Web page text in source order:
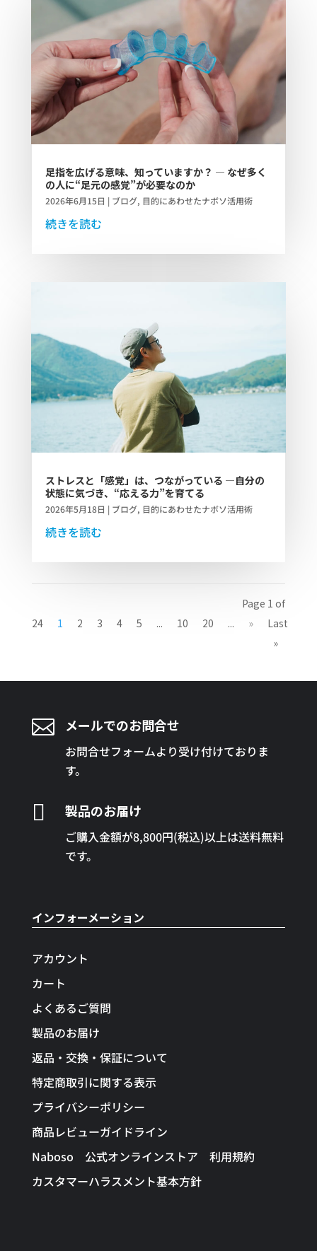
足指を広げる意味、知っていますか？ ― なぜ多く
の人に“足元の感覚”が必要なのか
2026年6月15日 | ブログ, 目的にあわせたナボソ活用術
続きを読む
ストレスと「感覚」は、つながっている ―自分の
状態に気づき、“応える力”を育てる
2026年5月18日 | ブログ, 目的にあわせたナボソ活用術
続きを読む
Page 1 of
24
1 2 3 4 5 ... 10 20 ... »
Last
»
 メールでのお問合せ
お問合せフォームより受け付けておりま
す。
 製品のお届け
ご購入金額が8,800円(税込)以上は送料無料
です。
インフォーメーション
アカウント
カート
よくあるご質問
製品のお届け
返品・交換・保証について
特定商取引に関する表示
プライバシーポリシー
商品レビューガイドライン
Naboso 公式オンラインストア 利用規約
カスタマーハラスメント基本方針